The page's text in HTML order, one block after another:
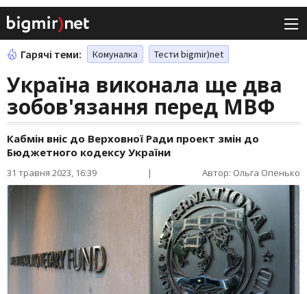
Гарячі теми: Комуналка Тести bigmir)net
Україна виконала ще два
зобов'язання перед МВФ
Кабмін вніс до Верховної Ради проект змін до
Бюджетного кодексу України
31 травня 2023, 16:39 | Автор: Ольга Опенько